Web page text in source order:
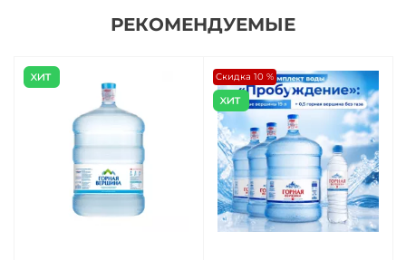
РЕКОМЕНДУЕМЫЕ
Скидка 10 %